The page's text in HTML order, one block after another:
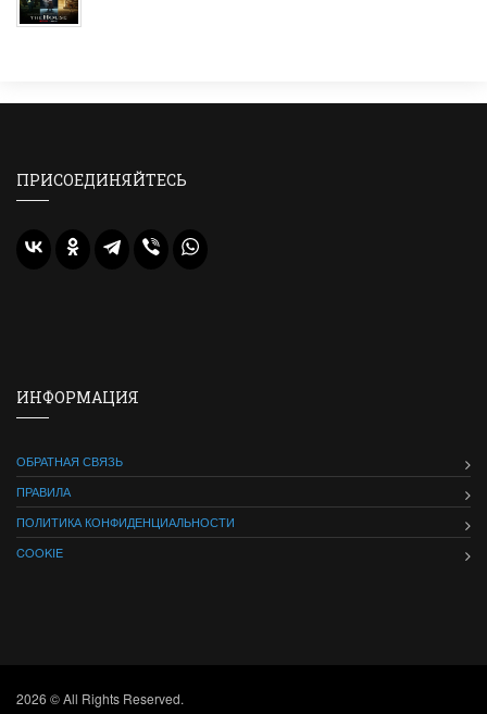
ПРИСОЕДИНЯЙТЕСЬ
ИНФОРМАЦИЯ
ОБРАТНАЯ СВЯЗЬ
ПРАВИЛА
ПОЛИТИКА КОНФИДЕНЦИАЛЬНОСТИ
COOKIE
2026 © All Rights Reserved.